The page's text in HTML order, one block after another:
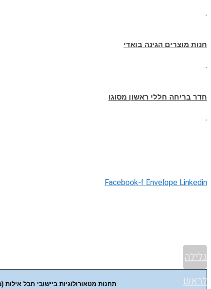
.
חנות מוצרים הגינה בואדי
.
חדר בריחה חללי ראשון מסוגו
.
Facebook-fEnvelopeLinkedin
גלילה
לראש
תחנות מטאורולוגיות ביישובי חבל